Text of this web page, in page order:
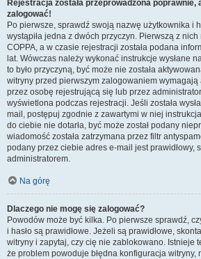
Rejestracja została przeprowadzona poprawnie,
zalogować!
Po pierwsze, sprawdź swoją nazwę użytkownika i
wystąpiła jedna z dwóch przyczyn. Pierwszą z
COPPA, a w czasie rejestracji została podana
lat. Wówczas należy wykonać instrukcje wysłane
to było przyczyną, być może nie została
witryny przed pierwszym zalogowaniem
przez osobę rejestrującą się lub przez
wyświetlona podczas rejestracji. Jeśli została
mail, postępuj zgodnie z zawartymi w niej
do ciebie nie dotarła, być może został podany
wiadomość została zatrzymana przez filtr
podany przez ciebie adres e-mail jest prawidłowy,
administratorem.
Na górę
Dlaczego nie mogę się zalogować?
Powodów może być kilka. Po pierwsze sprawdź,
i hasło są prawidłowe. Jeżeli są prawidłowe,
witryny i zapytaj, czy cię nie zablokowano. Istnieje
że problem powoduje błędna konfiguracja witryny,